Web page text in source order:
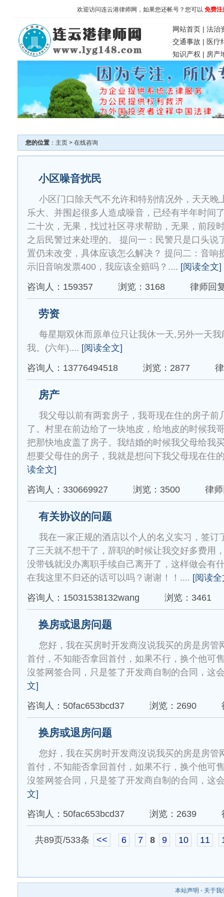
欢迎访问连云港律师网，如果您还帐号？您可以 免费注
网站首页 | 法治
交通事故 | 医疗
知识产权 | 房产
您的位置 ： 主页 > 在线咨询
小区噪音扰民
小区门口除天气不允许和特别情况外，天天晚
乐大、并围起很多人造成噪音，已经有半年时间
二十次，无果，找过社区寻求帮助，无果，前段
之后民警过来处理的。 提问一：民警只是口头说
置仍未改变，具体应该怎么解决？ 提问二：音响
示旧音响发票400，我应该全赔吗？.... [阅读全文]
咨询人：159357
浏览：3168 律师回
劳资
每星期双休而原单位只让我休一天,另外一天
我。(六年).... [阅读全文]
咨询人：13776494518
浏览：2877
房产
我父母以前有两套房子，我哥现在住的房子前
了。村里在前边给了一块地皮，给地皮的时候我
把那快地皮盖了房子。我结婚的时候我父母给我
想要父母住的房子，我就是想问下我父母现在住
读全文]
咨询人：330669927
浏览：3500 律
有关协议的问题
我在一家正规的酒店以个人的名义实习，签订
了三天就不想干了，辞职的时候让我交好多费用
没带钱就没办离职手续自己离开了，这样做会有
在我这里不归还的话可以吗？谢谢！！.... [阅读全
咨询人：15031538132wang
浏览：3461
换房或退房问题
您好，我在买房时开发商沒说我买的房是房管
首付，不知能否拿回首付，如果不行，换个他可
沒签网签合同，只是签了开发商自制的合同，这
文]
咨询人：50fac653bcd37
浏览：2690
换房或退房问题
您好，我在买房时开发商沒说我买的房是房管
首付，不知能否拿回首付，如果不行，换个他可
沒签网签合同，只是签了开发商自制的合同，这
文]
咨询人：50fac653bcd37
浏览：2639
共89页/533条 << 6 7 8 9 10 11
本站声明 - 关于我